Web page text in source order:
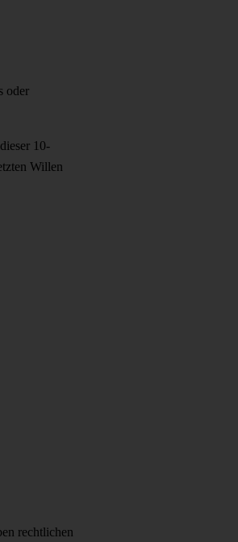
oder
10-
Willen
rechtlichen